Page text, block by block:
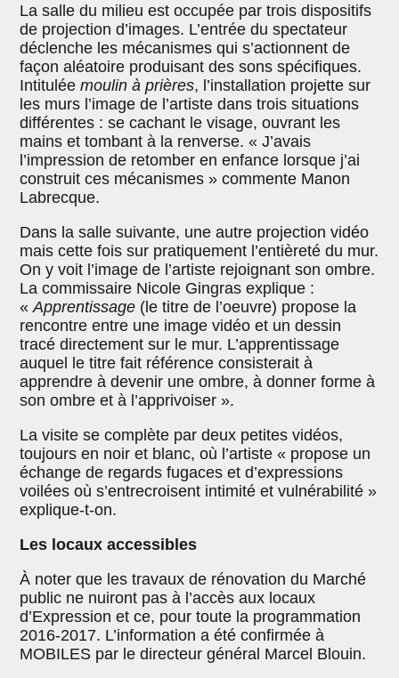
La salle du milieu est occupée par trois dispositifs
de projection d’images. L’entrée du spectateur
déclenche les mécanismes qui s’actionnent de
façon aléatoire produisant des sons spécifiques.
Intituléemoulin à prières, l’installation projette sur
les murs l’image de l’artiste dans trois situations
différentes : se cachant le visage, ouvrant les
mains et tombant à la renverse. « J’avais
l’impression de retomber en enfance lorsque j’ai
construit ces mécanismes » commente Manon
Labrecque.
Dans la salle suivante, une autre projection vidéo
mais cette fois sur pratiquement l’entièreté du mur.
On y voit l’image de l’artiste rejoignant son ombre.
La commissaire Nicole Gingras explique :
«Apprentissage (le titre de l’oeuvre) propose la
rencontre entre une image vidéo et un dessin
tracé directement sur le mur. L’apprentissage
auquel le titre fait référence consisterait à
apprendre à devenir une ombre, à donner forme à
son ombre et à l’apprivoiser ».
La visite se complète par deux petites vidéos,
toujours en noir et blanc, où l’artiste « propose un
échange de regards fugaces et d’expressions
voilées où s’entrecroisent intimité et vulnérabilité »
explique-t-on.
Les locaux accessibles
À noter que les travaux de rénovation du Marché
public ne nuiront pas à l’accès aux locaux
d’Expression et ce, pour toute la programmation
2016-2017. L’information a été confirmée à
MOBILES par le directeur général Marcel Blouin.